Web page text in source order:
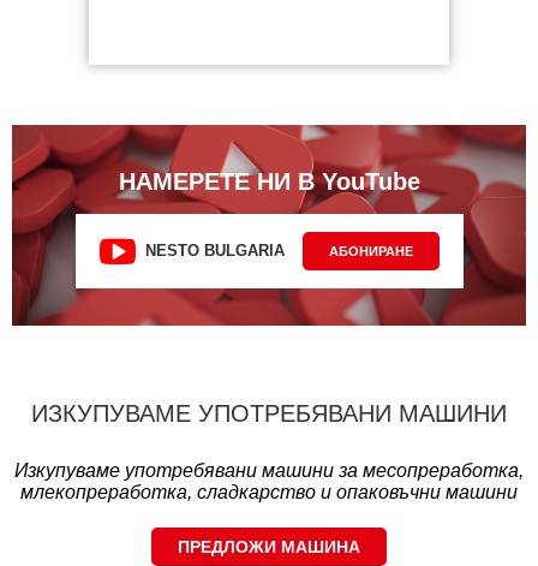
НАМЕРЕТЕ НИ В YouTube
NESTO BULGARIA АБОНИРАНЕ
ИЗКУПУВАМЕ УПОТРЕБЯВАНИ МАШИНИ
Изкупуваме употребявани машини за месопреработка,
млекопреработка, сладкарство и опаковъчни машини
ПРЕДЛОЖИ МАШИНА